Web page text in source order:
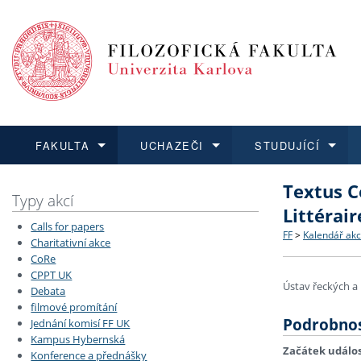
FAKULTA
Dozvědět se více
Struktura
Strategie
Fakultní
UCHAZEČI
Podat přihlášku
Co
Učitelské
STUDUJÍCÍ
Dozvědět se více
Dozvědět se více
O vědě a
Dozvědět se více
Aktuální
Typy akcí
Calls for papers
Charitativní akce
CoRe
CPPT UK
Debata
filmové promítání
Jednání komisí FF UK
Kampus Hybernská
Konference a přednášky
Textus
FF > Kalendář
Ústav řeckých
Začátek